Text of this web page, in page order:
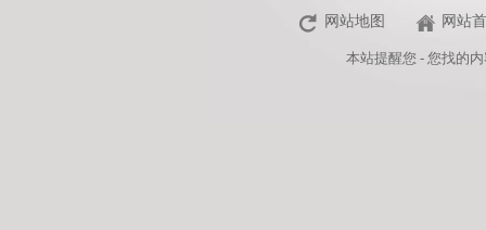
网站地图 网站
本站提醒您 - 您找的